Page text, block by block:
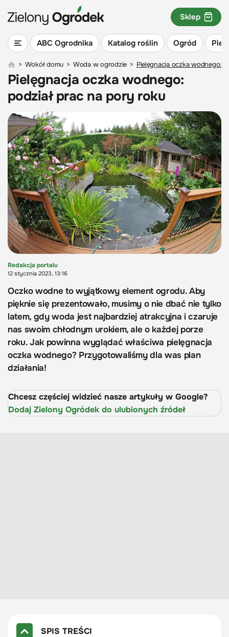
ABC Ogrodnika Katalog roślin Ogród
Sklep
> Wokół domu > Woda w ogrodzie > Pielęgnacja oczka wodnego:
Pielęgnacja oczka wodnego:
podział prac na pory roku
Redakcja portalu
12 stycznia 2023, 13:16
Oczko wodne to wyjątkowy element ogrodu. Aby
pięknie się prezentowało, musimy o nie dbać nie tylko
latem, gdy woda jest najbardziej atrakcyjna i czaruje
nas swoim chłodnym urokiem, ale o każdej porze
roku. Jak powinna wyglądać właściwa pielęgnacja
oczka wodnego? Przygotowaliśmy dla was plan
działania!
Chcesz częściej widzieć nasze artykuły w Google?
Dodaj Zielony Ogródek do ulubionych źródeł
SPIS TREŚCI